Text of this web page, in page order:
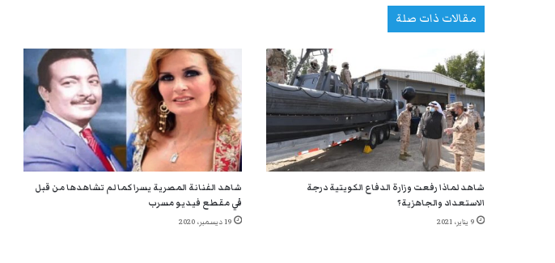
مقالات ذات صلة
شاهد لماذا رفعت وزارة الدفاع الكويتية درجة
الاستعداد والجاهزية؟
9 يناير، 2021
شاهد الفنانة المصرية يسرا كما لم تشاهدها من قبل
في مقطع فيديو مسرب
19 ديسمبر، 2020